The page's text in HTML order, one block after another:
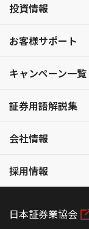
投資情報
お客様サポート
キャンペーン一覧
証券用語解説集
会社情報
採用情報
日本証券業協会